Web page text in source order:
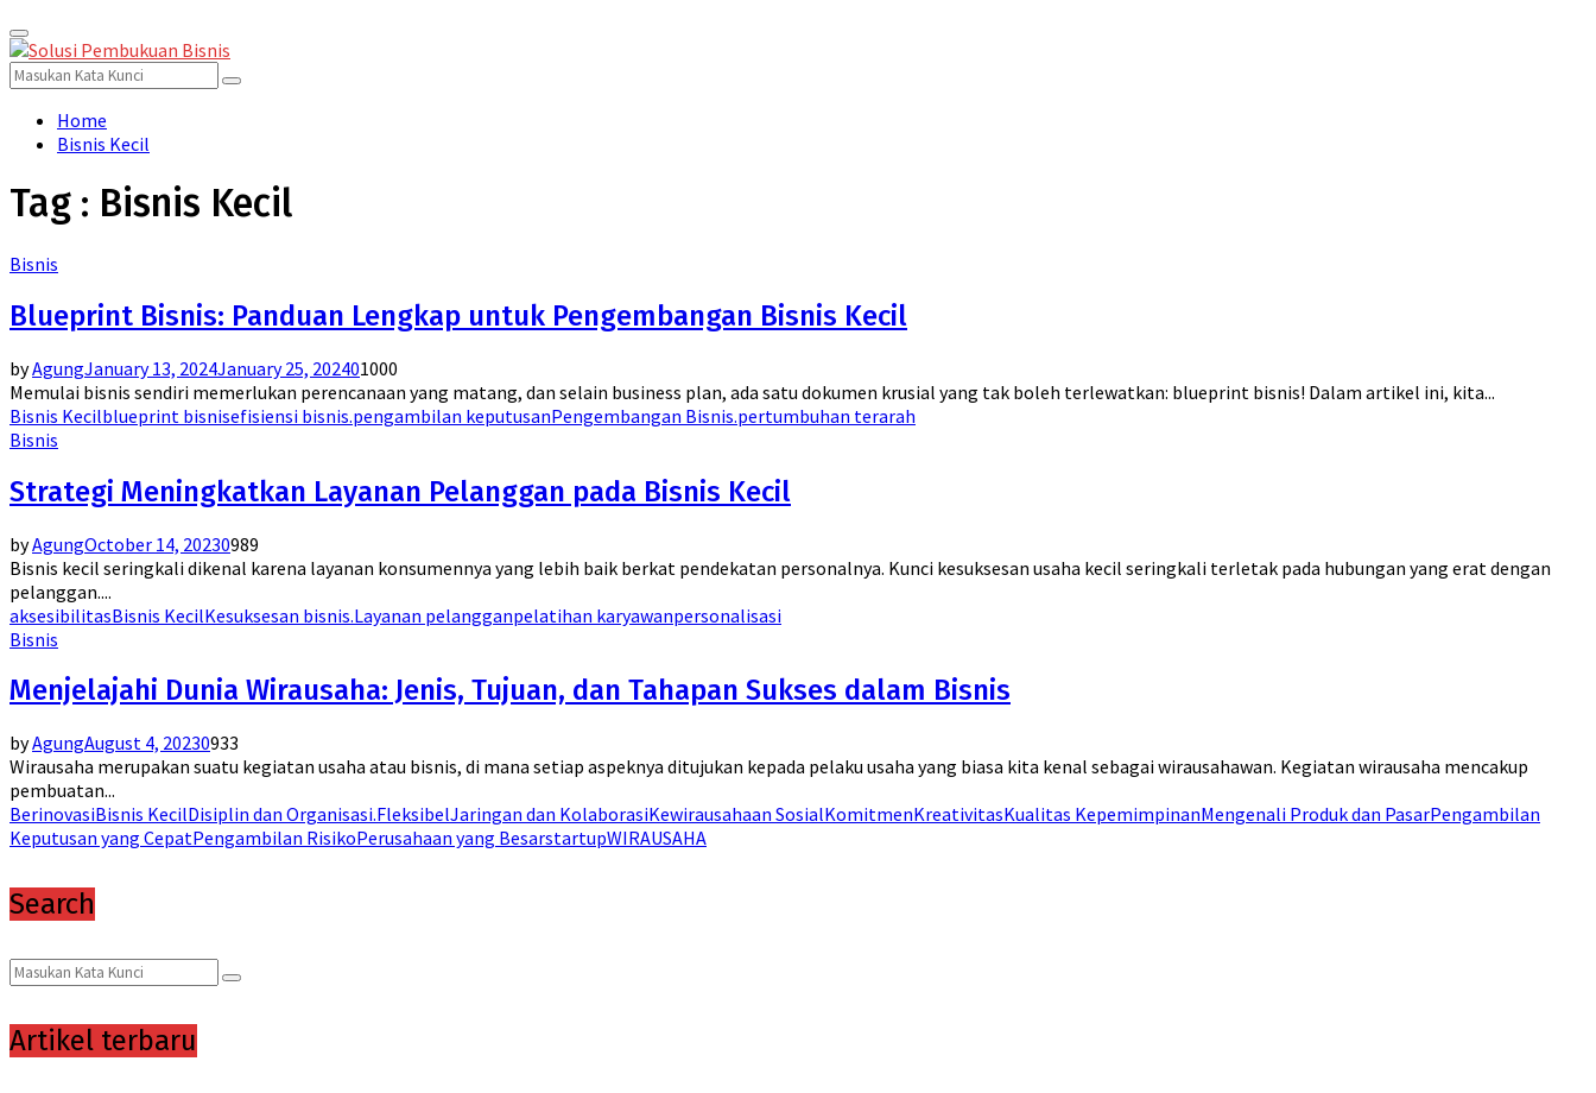
for:
Primary
Menu
Search
for:
Search
Home
Bisnis Kecil
Tag : Bisnis Kecil
Bisnis
Blueprint Bisnis: Panduan Lengkap untuk Pengembangan Bisnis Kecil
byAgungJanuary 13, 2024January 25, 202401000
Memulai bisnis sendiri memerlukan perencanaan yang matang, dan selain business plan, ada satu dokumen krusial yang tak boleh terlewatkan: blueprint bisnis! Dalam artikel ini, kita...
Bisnis Kecilblueprint bisnisefisiensi bisnis.pengambilan keputusanPengembangan Bisnis.pertumbuhan terarah
Bisnis
Strategi Meningkatkan Layanan Pelanggan pada Bisnis Kecil
byAgungOctober 14, 20230989
Bisnis kecil seringkali dikenal karena layanan konsumennya yang lebih baik berkat pendekatan personalnya. Kunci kesuksesan usaha kecil seringkali terletak pada hubungan yang erat dengan
pelanggan....
aksesibilitasBisnis KecilKesuksesan bisnis.Layanan pelangganpelatihan karyawanpersonalisasi
Bisnis
Menjelajahi Dunia Wirausaha: Jenis, Tujuan, dan Tahapan Sukses dalam Bisnis
byAgungAugust 4, 20230933
Wirausaha merupakan suatu kegiatan usaha atau bisnis, di mana setiap aspeknya ditujukan kepada pelaku usaha yang biasa kita kenal sebagai wirausahawan. Kegiatan wirausaha mencakup
pembuatan...
BerinovasiBisnis KecilDisiplin dan Organisasi.FleksibelJaringan dan KolaborasiKewirausahaan SosialKomitmenKreativitasKualitas KepemimpinanMengenali Produk dan PasarPengambilan
Keputusan yang CepatPengambilan RisikoPerusahaan yang BesarstartupWIRAUSAHA
Search
Search
for:
Search
Artikel terbaru